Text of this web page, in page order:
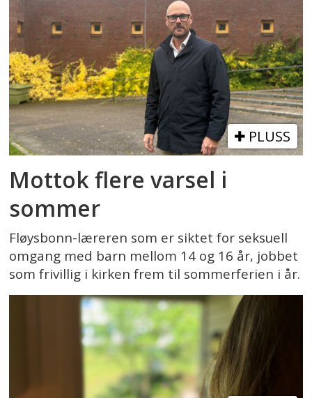
PLUSS
Mottok flere varsel i
sommer
Fløysbonn-læreren som er siktet for seksuell
omgang med barn mellom 14 og 16 år, jobbet
som frivillig i kirken frem til sommerferien i år.